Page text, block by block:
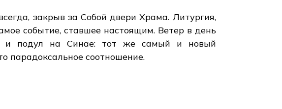
закрыв за Собой двери Храма. Литургия,
событие, ставшее настоящим. Ветер в день
и подул на Синае: тот же самый и новый
парадоксальное соотношение.